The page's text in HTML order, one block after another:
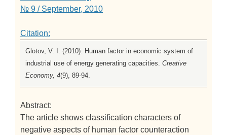
№ 9 / September, 2010
Citation:
Glotov, V. I. (2010). Human factor in economic system of
industrial use of energy generating capacities. Creative
Economy, 4(9), 89-94.
Abstract:
The article shows classification characters of
negative aspects of human factor counteraction